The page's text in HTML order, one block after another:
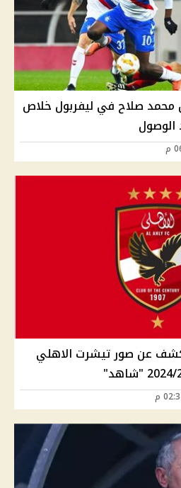
صلاح في ليفربول خلاص
الوصول
عن صور تيشرت الاهلي